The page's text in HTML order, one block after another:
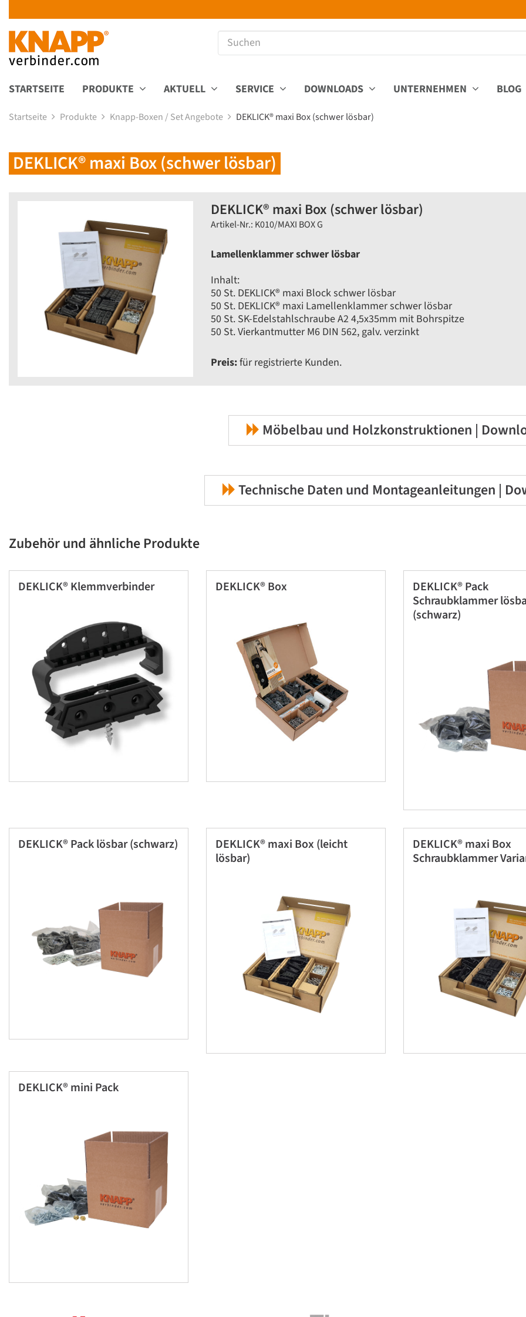
STARTSEITE PRODUKTE AKTUELL SERVICE DOWNLOADS UNTERNEHMEN BLOG
Startseite Produkte Knapp-Boxen / Set Angebote DEKLICK® maxi Box (schwer lösbar)
DEKLICK® maxi Box (schwer lösbar)
DEKLICK® maxi Box (schwer lösbar)
Artikel-Nr.: K010/MAXI BOX G
Lamellenklammer schwer lösbar
Inhalt:
50 St. DEKLICK® maxi Block schwer lösbar
50 St. DEKLICK® maxi Lamellenklammer schwer lösbar
50 St. SK-Edelstahlschraube A2 4,5x35mm mit Bohrspitze
50 St. Vierkantmutter M6 DIN 562, galv. verzinkt
Preis:für registrierte Kunden.
Möbelbau und Holzkonstruktionen |
Technische Daten und Montageanleitungen |
Zubehör und ähnliche Produkte
DEKLICK® Klemmverbinder DEKLICK® Box
DEKLICK® Pack
Schraubklammer
(schwarz)
DEKLICK® Pack lösbar (schwarz)
DEKLICK® maxi Box (leicht
lösbar)
DEKLICK® maxi Box
Schraubklammer
DEKLICK® mini Pack